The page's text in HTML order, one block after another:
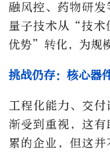
融风控、药物研
量子技术从“技
优势”转化，为规
挑战仍存：核心器
工程化能力、交
渐受到重视，这
累的企业，但这